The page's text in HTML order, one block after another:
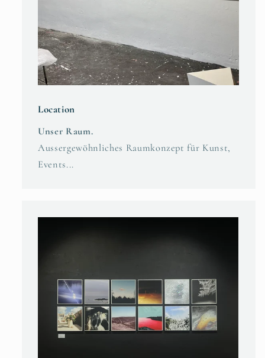
Location
Unser Raum.
Aussergewöhnliches Raumkonzept für Kunst,
Events...